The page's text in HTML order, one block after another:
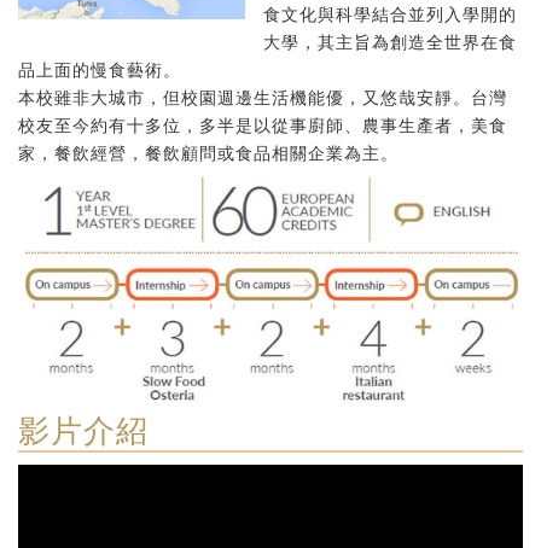
食文化與科學結合並列入學開的
大學，其主旨為創造全世界在食
品上面的慢食藝術。
本校雖非大城市，但校園週邊生活機能優，又悠哉安靜。台灣
校友至今約有十多位，多半是以從事廚師、農事生產者，美食
家，餐飲經營，餐飲顧問或食品相關企業為主。
影片介紹